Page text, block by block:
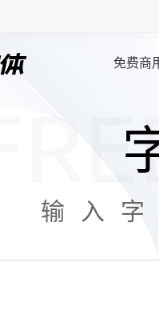
免费商
输入